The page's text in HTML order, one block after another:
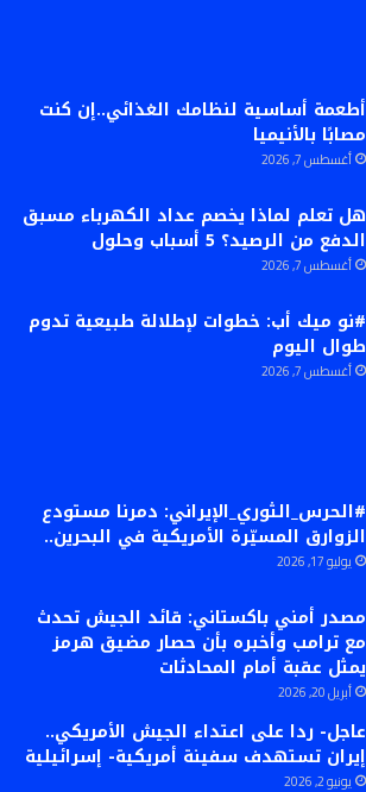
أطعمة أساسية لنظامك الغذائي..إن كنت
مصابًا بالأنيميا
أغسطس 7, 2026
هل تعلم لماذا يخصم عداد الكهرباء مسبق
الدفع من الرصيد؟ 5 أسباب وحلول
أغسطس 7, 2026
#نو ميك أب: خطوات لإطلالة طبيعية تدوم
طوال اليوم
أغسطس 7, 2026
#الحرس_الثوري_الإيراني: دمرنا مستودع
الزوارق المسيّرة الأمريكية في البحرين..
يوليو 17, 2026
مصدر أمني باكستاني: قائد الجيش تحدث
مع ترامب وأخبره بأن حصار مضيق هرمز
يمثل عقبة أمام المحادثات
أبريل 20, 2026
عاجل- ردا على اعتداء الجيش الأمريكي..
إيران تستهدف سفينة أمريكية- إسرائيلية
يونيو 2, 2026